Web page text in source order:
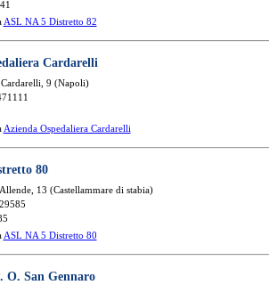
ASL NA 5 Distretto 82
Cardarelli
9 (Napoli)
Azienda Ospedaliera Cardarelli
80
13 (Castellammare di stabia)
ASL NA 5 Distretto 80
O. San Gennaro